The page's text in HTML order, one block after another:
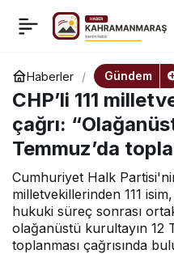
Haberler Gündem
CHP’li 111
çağrı:
Temmuz’da
Cumhuriyet Halk
milletvekillerinden 111
hukuki süreç sonrası
olağanüstü kurultayın 12
toplanması çağrısında
CHP Ankara İl Başkanlığı
Gezi’nin yıl dönümünde
anma töreni düzenledi